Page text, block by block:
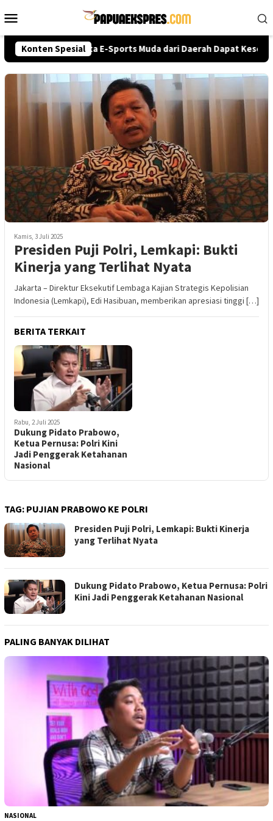
ke
Mobile
Konten Spesial
Cup 2026, Talenta E-Sports Muda dari Daerah Dapat
Kamis, 3 Juli 2025
Presiden Puji Polri, Lemkapi: Bukti
Kinerja yang Terlihat Nyata
Jakarta – Direktur Eksekutif Lembaga Kajian Strategis Kepolisian
Indonesia (Lemkapi), Edi Hasibuan, memberikan apresiasi tinggi […]
BERITA TERKAIT
Rabu, 2 Juli 2025
Dukung Pidato Prabowo,
Ketua Pernusa: Polri Kini
Jadi Penggerak Ketahanan
Nasional
TAG: PUJIAN PRABOWO KE POLRI
Presiden Puji Polri, Lemkapi: Bukti Kinerja
yang Terlihat Nyata
Dukung Pidato Prabowo, Ketua Pernusa: Polri
Kini Jadi Penggerak Ketahanan Nasional
PALING BANYAK DILIHAT
NASIONAL